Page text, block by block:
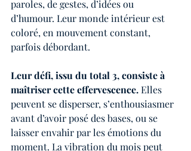
paroles, de gestes, d’idées ou
d’humour. Leur monde intérieur est
coloré, en mouvement constant,
parfois débordant.
Leur défi, issu du total 3, consiste à
maîtriser cette effervescence. Elles
peuvent se disperser, s’enthousiasmer
avant d’avoir posé des bases, ou se
laisser envahir par les émotions du
moment. La vibration du mois peut